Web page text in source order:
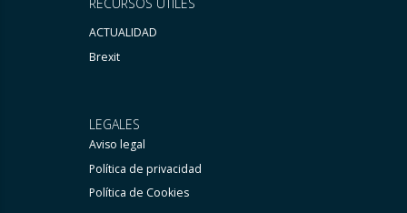
RECURSOS UTILES
ACTUALIDAD
Brexit
LEGALES
Aviso legal
Política de privacidad
Política de Cookies